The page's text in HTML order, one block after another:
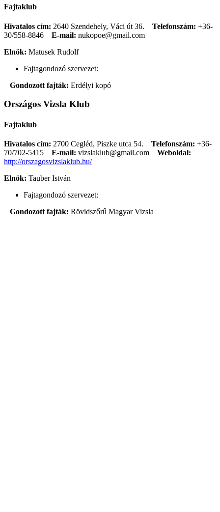
Fajtaklub
Hivatalos cím: 2640 Szendehely, Váci út 36. Telefonszám: +36-
30/558-8846
E-mail: nukopoe@gmail.com
Elnök: Matusek Rudolf
Fajtagondozó szervezet:
Gondozott fajták: Erdélyi kopó
Országos Vizsla Klub
Fajtaklub
Hivatalos cím: 2700 Cegléd, Piszke utca 54. Telefonszám: +36-
70/702-5415
E-mail: vizslaklub@gmail.com
Weboldal:
http://orszagosvizslaklub.hu/
Elnök: Tauber István
Fajtagondozó szervezet:
Gondozott fajták: Rövidszőrű Magyar Vizsla